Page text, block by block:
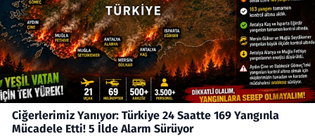
Ciğerlerimiz Yanıyor: Türkiye 24 Saatte 169 Yangınla
Mücadele Etti! 5 İlde Alarm Sürüyor